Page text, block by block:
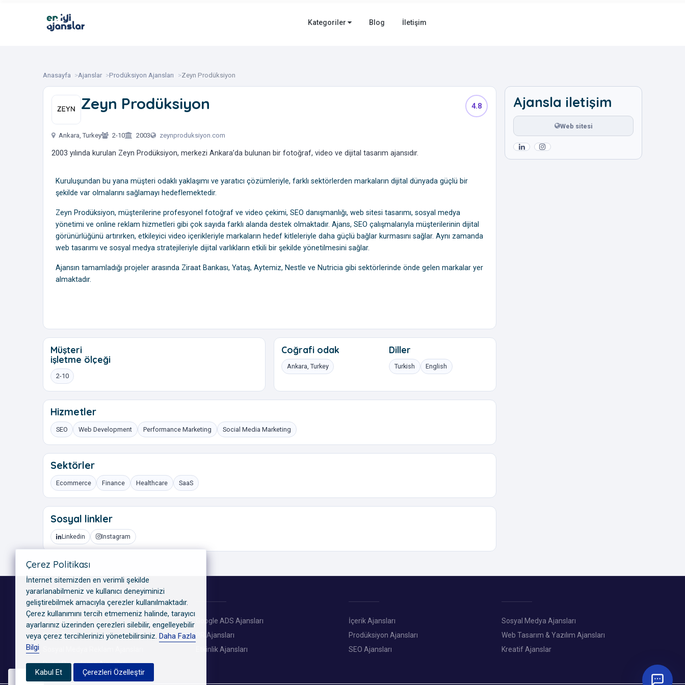
Kategoriler Blog İletişim
Anasayfa Ajanslar Prodüksiyon Ajansları Zeyn Prodüksiyon
Zeyn Prodüksiyon 4.8
Ankara, Turkey 2-10 2003 zeynproduksiyon.com
2003 yılında kurulan Zeyn Prodüksiyon, merkezi Ankara’da bulunan bir fotoğraf, video ve dijital tasarım ajansıdır.
Kuruluşundan bu yana müşteri odaklı yaklaşımı ve yaratıcı çözümleriyle, farklı sektörlerden markaların dijital dünyada güçlü bir
şekilde var olmalarını sağlamayı hedeflemektedir.
Zeyn Prodüksiyon, müşterilerine profesyonel fotoğraf ve video çekimi, SEO danışmanlığı, web sitesi tasarımı, sosyal medya
yönetimi ve online reklam hizmetleri gibi çok sayıda farklı alanda destek olmaktadır. Ajans, SEO çalışmalarıyla müşterilerinin dijital
görünürlüğünü artırırken, etkileyici video içerikleriyle markaların hedef kitleleriyle daha güçlü bağlar kurmasını sağlar. Aynı zamanda
web tasarımı ve sosyal medya stratejileriyle dijital varlıkların etkili bir şekilde yönetilmesini sağlar.
Ajansın tamamladığı projeler arasında Ziraat Bankası, Yataş, Aytemiz, Nestle ve Nutricia gibi sektörlerinde önde gelen markalar yer
almaktadır.
Müşteri
işletme ölçeği
2-10
Coğrafi odak
Ankara, Turkey
Diller
Turkish English
Hizmetler
SEO Web Development Performance Marketing Social Media Marketing
Sektörler
Ecommerce Finance Healthcare SaaS
Sosyal linkler
Linkedin Instagram
Ajansla iletişim
Web sitesi
KATEGORILER
GEO Ajansları
Dijital Reklam Ajansları
Dijital Pazarlama Ajansları
Google ADS Ajansları
PR Ajansları
Etkinlik Ajansları
İçerik Ajansları
Prodüksiyon Ajansları
SEO Ajansları
Sosyal Medya Ajansları
Web Tasarım & Yazılım Ajansları
Kreatif Ajanslar
Çerez Politikası
İnternet sitemizden en verimli şekilde
yararlanabilmeniz ve kullanıcı deneyiminizi
geliştirebilmek amacıyla çerezler kullanılmaktadır.
Çerez kullanımını tercih etmemeniz halinde, tarayıcı
ayarlarınız üzerinden çerezleri silebilir, engelleyebilir
veya çerez tercihlerinizi yönetebilirsiniz. Daha Fazla
Bilgi
Kabul Et Çerezleri Özelleştir